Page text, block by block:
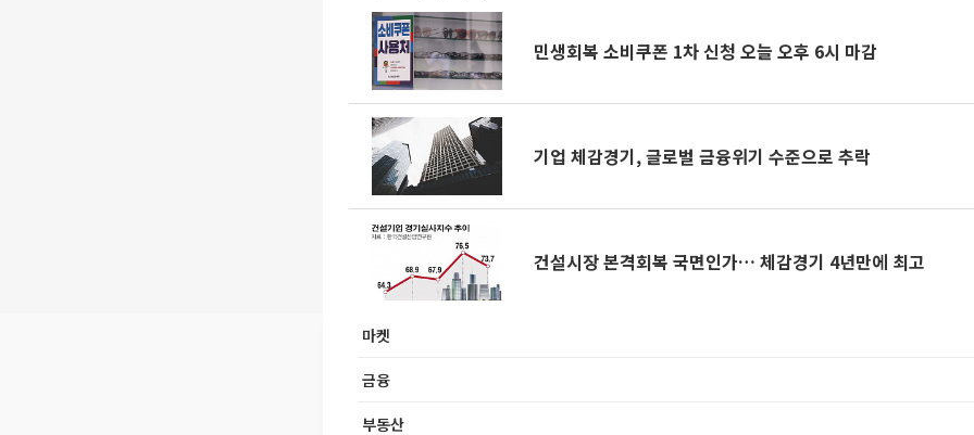
민생회복 소비쿠폰 1차 신청 오늘 오후 6시 마감
기업 체감경기, 글로벌 금융위기 수준으로 추락
건설시장 본격회복 국면인가… 체감경기 4년만에 최고
마켓
금융
부동산